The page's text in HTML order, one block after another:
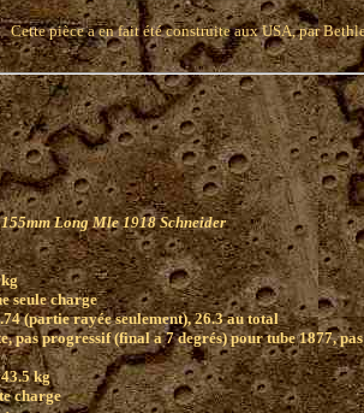
Cette pièce a en fait été construite aux USA, par
Long Mle 1918 Schneider
seule charge
(partie rayée seulement), 26.3 au total
pas progressif (final a 7 degrés) pour tube 1877,
kg
charge